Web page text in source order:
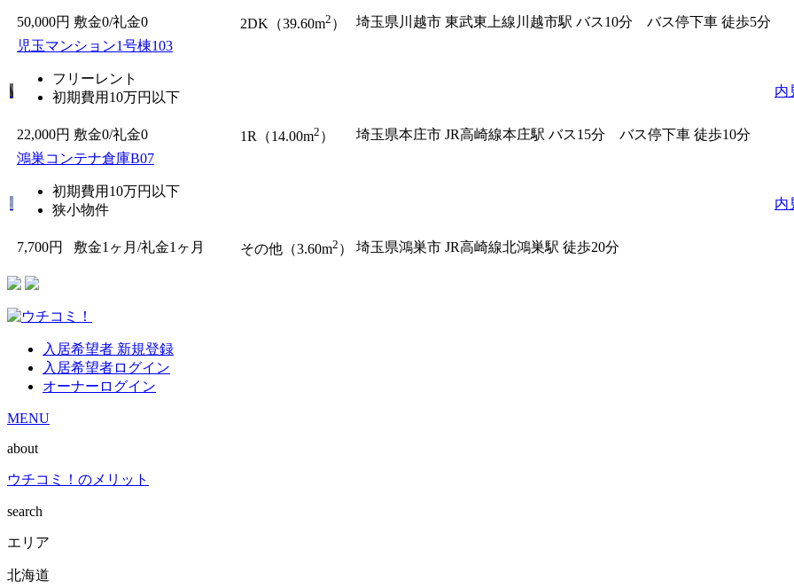
50,000円 敷金0/礼金0 2DK（39.60m2 ） 埼玉県川越市 東武東上線川越市駅 バス10分 バス停下車 徒歩5分
児玉マンション1号棟103
フリーレント
初期費用10万円以下
内
22,000円 敷金0/礼金0 1R（14.00m2 ） 埼玉県本庄市 JR高崎線本庄駅 バス15分 バス停下車 徒歩10分
鴻巣コンテナ倉庫B07
初期費用10万円以下
狭小物件
内
7,700円 敷金1ヶ月/礼金1ヶ月 その他（3.60m2 ） 埼玉県鴻巣市 JR高崎線北鴻巣駅 徒歩20分
入居希望者 新規登録
入居希望者ログイン
オーナーログイン
MENU
about
ウチコミ！のメリット
search
エリア
北海道